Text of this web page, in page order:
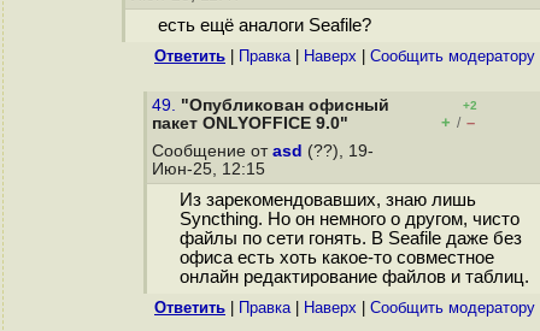
есть ещё аналоги Seafile?
Ответить Правка| Наверх Cообщить модератору
49. "Опубликован офисный
пакет ONLYOFFICE 9.0"
+2
+ / –
Сообщение от asd (??), 19-
Июн-25, 12:15
Из зарекомендовавших, знаю лишь
Syncthing. Но он немного о другом, чисто
файлы по сети гонять. В Seafile даже без
офиса есть хоть какое-то совместное
онлайн редактирование файлов и таблиц.
Ответить Правка| Наверх Cообщить модератору